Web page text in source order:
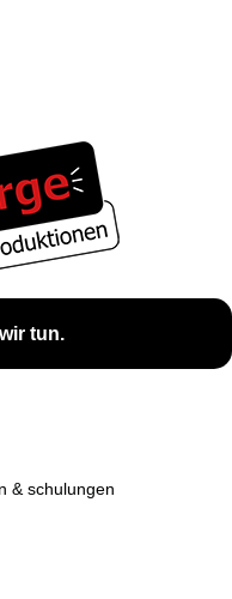
tun.
& schulungen